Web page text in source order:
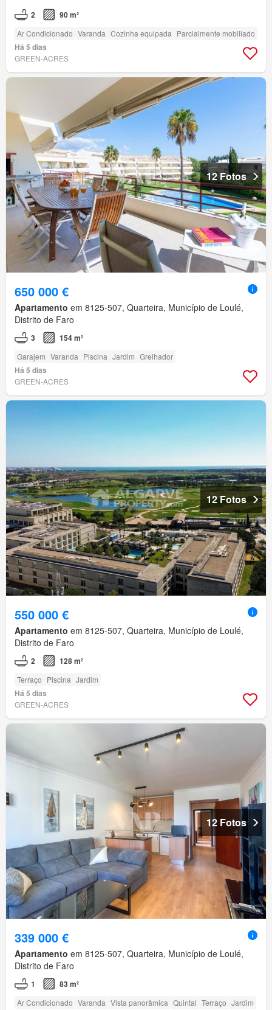
2 90 m²
Ar Condicionado Varanda Cozinha equipada Parcialmente mobiliado
Há 5 dias
GREEN-ACRES
12 Fotos
650 000 €
Apartamento em 8125-507, Quarteira, Município de Loulé,
Distrito de Faro
3 154 m²
Garajem Varanda Piscina Jardim Grelhador
Há 5 dias
GREEN-ACRES
12 Fotos
550 000 €
Apartamento em 8125-507, Quarteira, Município de Loulé,
Distrito de Faro
2 128 m²
Terraço Piscina Jardim
Há 5 dias
GREEN-ACRES
12 Fotos
339 000 €
Apartamento em 8125-507, Quarteira, Município de Loulé,
Distrito de Faro
1 83 m²
Ar Condicionado Varanda Vista panorâmica Quintal Terraço Jardim